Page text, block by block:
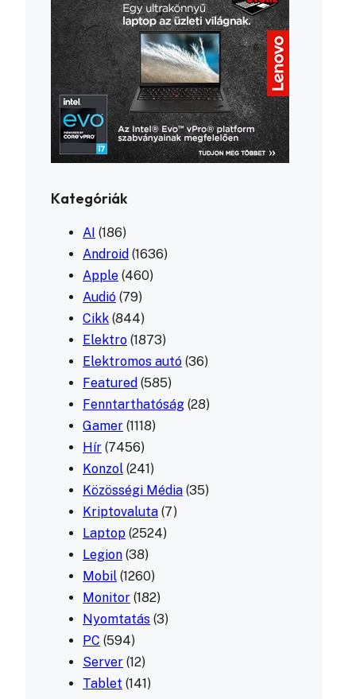
Kategóriák
AI (186)
Android (1636)
Apple (460)
Audió (79)
Cikk (844)
Elektro (1873)
Elektromos autó (36)
Featured (585)
Fenntarthatóság (28)
Gamer (1118)
Hír (7456)
Konzol (241)
Közösségi Média (35)
Kriptovaluta (7)
Laptop (2524)
Legion (38)
Mobil (1260)
Monitor (182)
Nyomtatás (3)
PC (594)
Server (12)
Tablet (141)